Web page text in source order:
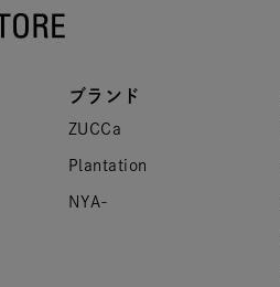
ブランド
ZUCCa
Plantation
NYA-